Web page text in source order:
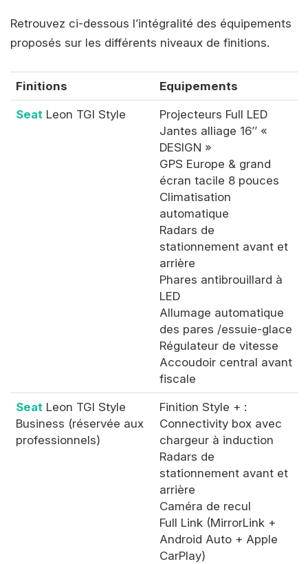
Retrouvez ci-dessous l’intégralité des équipements
proposés sur les différents niveaux de finitions.
Finitions Equipements
Seat Leon TGI Style
Projecteurs Full LED
Jantes alliage 16’’ «
DESIGN »
GPS Europe & grand
écran tacile 8 pouces
Climatisation
automatique
Radars de
stationnement avant et
arrière
Phares antibrouillard à
LED
Allumage automatique
des pares /essuie-glace
Régulateur de vitesse
Accoudoir central avant
fiscale
Seat Leon TGI Style
Business (réservée aux
professionnels)
Finition Style + :
Connectivity box avec
chargeur à induction
Radars de
stationnement avant et
arrière
Caméra de recul
Full Link (MirrorLink +
Android Auto + Apple
CarPlay)